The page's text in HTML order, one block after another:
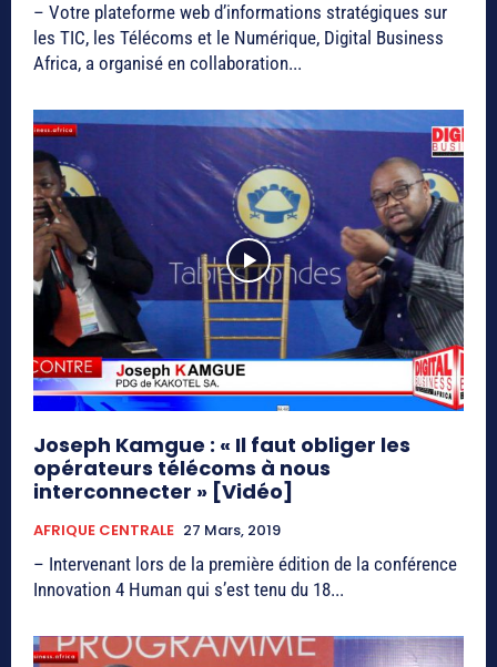
– Votre plateforme web d’informations stratégiques sur
les TIC, les Télécoms et le Numérique, Digital Business
Africa, a organisé en collaboration...
Joseph Kamgue : « Il faut obliger les
opérateurs télécoms à nous
interconnecter » [Vidéo]
AFRIQUE CENTRALE 27 Mars, 2019
– Intervenant lors de la première édition de la conférence
Innovation 4 Human qui s’est tenu du 18...